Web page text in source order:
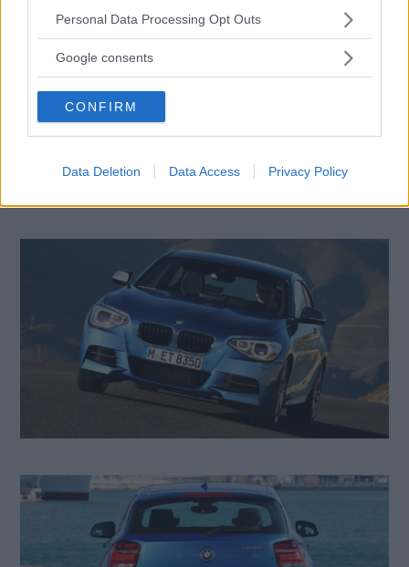
Please note that this website/app uses one or more Google
not limited to your visit or usage behaviour. You may click to
use your data for below specified purposes in below Google
consent section.
Personal Data Processing Opt Outs
Google consents
CONFIRM
Data Deletion Data Access Privacy Policy